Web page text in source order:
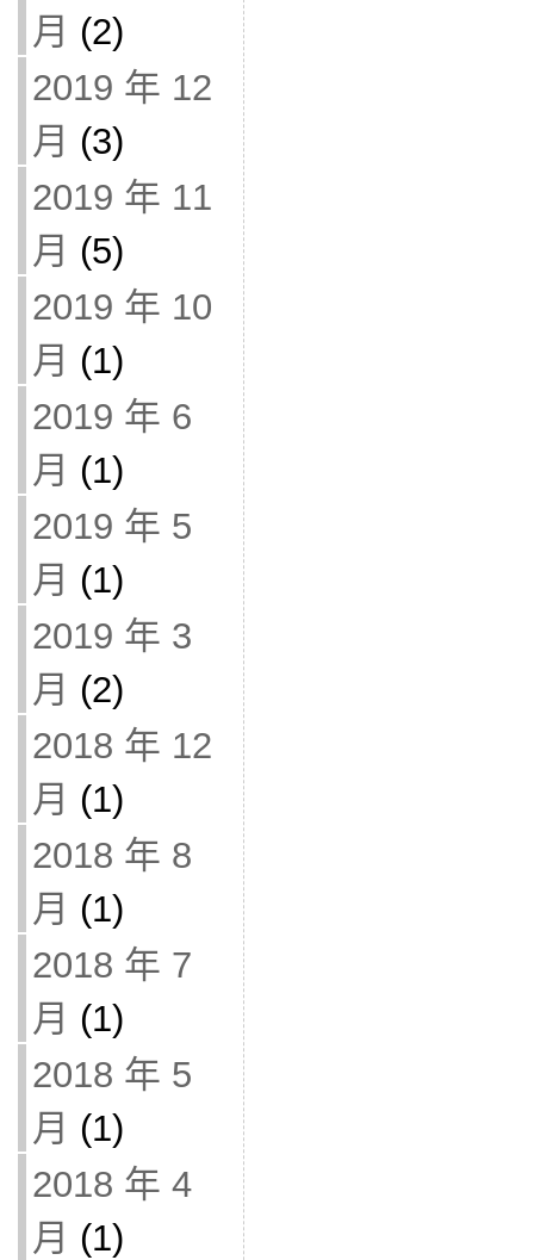
月 (2)
2019 年 12
月 (3)
2019 年 11
月 (5)
2019 年 10
月 (1)
2019 年 6
月 (1)
2019 年 5
月 (1)
2019 年 3
月 (2)
2018 年 12
月 (1)
2018 年 8
月 (1)
2018 年 7
月 (1)
2018 年 5
月 (1)
2018 年 4
月 (1)